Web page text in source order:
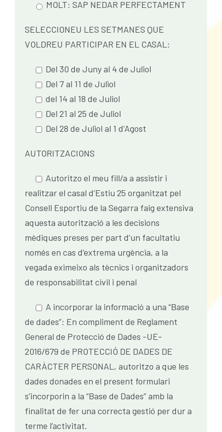
MOLT: SAP NEDAR PERFECTAMENT
SELECCIONEU LES SETMANES QUE
VOLDREU PARTICIPAR EN EL CASAL:
Del 30 de Juny al 4 de Juliol
Del 7 al 11 de Juliol
del 14 al 18 de Juliol
Del 21 al 25 de Juliol
Del 28 de Juliol al 1 d'Agost
AUTORITZACIONS
Autoritzo el meu fill/a a assistir i
realitzar el casal d’Estiu 25 organitzat pel
Consell Esportiu de la Segarra faig extensiva
aquesta autorització a les decisions
mèdiques preses per part d’un facultatiu
només en cas d’extrema urgència, a la
vegada eximeixo als tècnics i organitzadors
de responsabilitat civil i penal
A incorporar la informació a una “Base
de dades”: En compliment de Reglament
General de Protecció de Dades -UE-
2016/679 de PROTECCIÓ DE DADES DE
CARÀCTER PERSONAL, autoritzo a que les
dades donades en el present formulari
s’incorporin a la “Base de Dades” amb la
finalitat de fer una correcta gestió per dur a
terme l’activitat.